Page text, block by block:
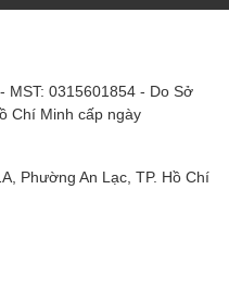
MST: 0315601854 - Do Sở
Chí Minh cấp ngày
Phường An Lạc, TP. Hồ Chí